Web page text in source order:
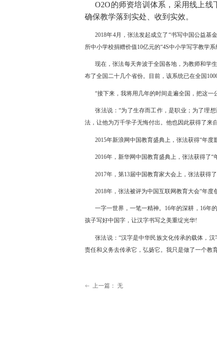
O2O的师资培训体系，采用线上
确保教学落到实处、收到实效。
2018年4月，张法发起成立了 “书写中国公益基
所中小学校捐赠价值10亿元的“4S中小学写字教学系
现在，张法每天奔波于全国各地，为教师和学
布了全国二十几个省份。目前，该系统已在全国 100
“接下来，我将用几年的时间走遍全国，把这
张法说：“为了生存而工作，是职业；为了理
法，让他为万千学子无悔付出。他也因此获得了来
2015年新浪网中国教育盛典上，张法获得“年度
2016年，新华网中国教育盛典上，张法获得了“
2017年，第13届中国教育家大会上，张法获得了
2018年，张法被评为中国互联网教育大会“年度
一字一世界，一笔一精神。 16年的深耕 ， 16年
孩子写好中国字，让汉字书写之美重绽光华!
张法说： “汉字是中华民族文化传承的载体，
责任和义务去传承它，弘扬它。我只是做了一个教
ꂃ 上一篇： 无